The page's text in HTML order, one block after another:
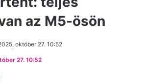
az M5-ösön
október 27. 10:52
27. 10:52